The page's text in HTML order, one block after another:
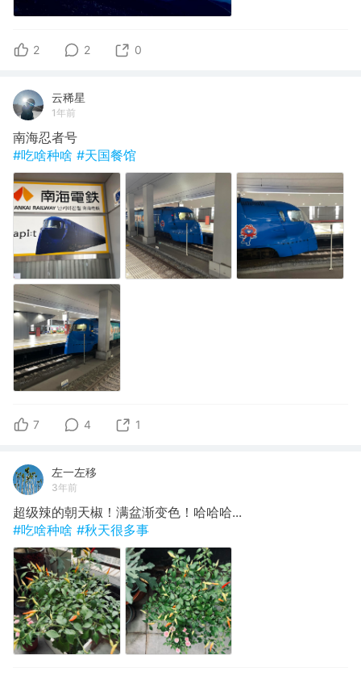
2 2 0
云稀星
1年前
南海忍者号
#吃啥种啥 #天国餐馆
7 4 1
左一左移
3年前
超级辣的朝天椒！满盆渐变色！哈哈哈...
#吃啥种啥 #秋天很多事